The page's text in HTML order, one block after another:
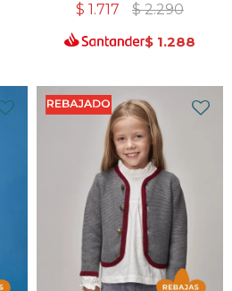
$ 1.717 $ 2.290
$ 1.288